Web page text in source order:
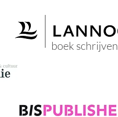
boek schrijven